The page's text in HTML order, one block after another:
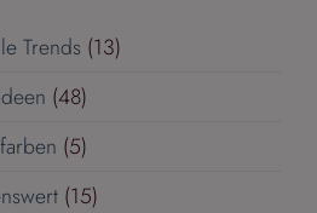
Trends (13)
(48)
(5)
(15)